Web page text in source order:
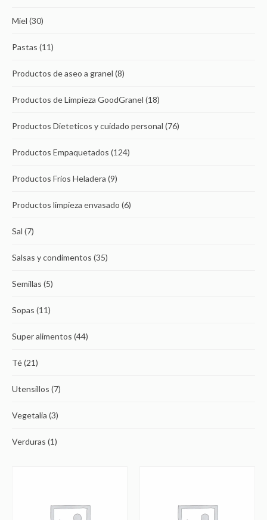
Miel (30)
Pastas (11)
Productos de aseo a granel (8)
Productos de Limpieza GoodGranel (18)
Productos Dieteticos y cuidado personal (76)
Productos Empaquetados (124)
Productos Frios Heladera (9)
Productos limpieza envasado (6)
Sal (7)
Salsas y condimentos (35)
Semillas (5)
Sopas (11)
Super alimentos (44)
Té(21)
Utensillos (7)
Vegetalia (3)
Verduras (1)